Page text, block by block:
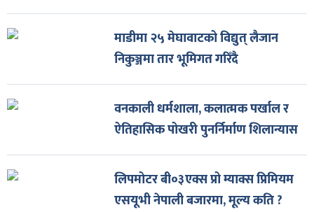
माडीमा २५ मेघावाटको विद्युत् लैजान
निकुञ्जमा तार भूमिगत गरिँदै
वनकाली धर्मशाला, कलात्मक पर्खाल र
ऐतिहासिक पोखरी पुनर्निर्माण शिलान्यास
लिपमोटर बी०३एक्स प्रो म्याक्स प्रिमियम
एसयूभी नेपाली बजारमा, मूल्य कति ?